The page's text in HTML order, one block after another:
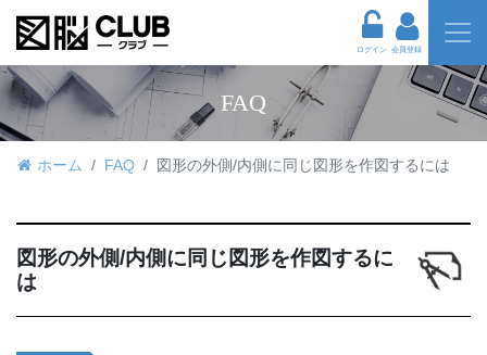
ログイン 会員登録
FAQ
ホーム FAQ 図形の外側/内側に同じ図形を作図するには
図形の外側/内側に同じ図形を作図するに
は